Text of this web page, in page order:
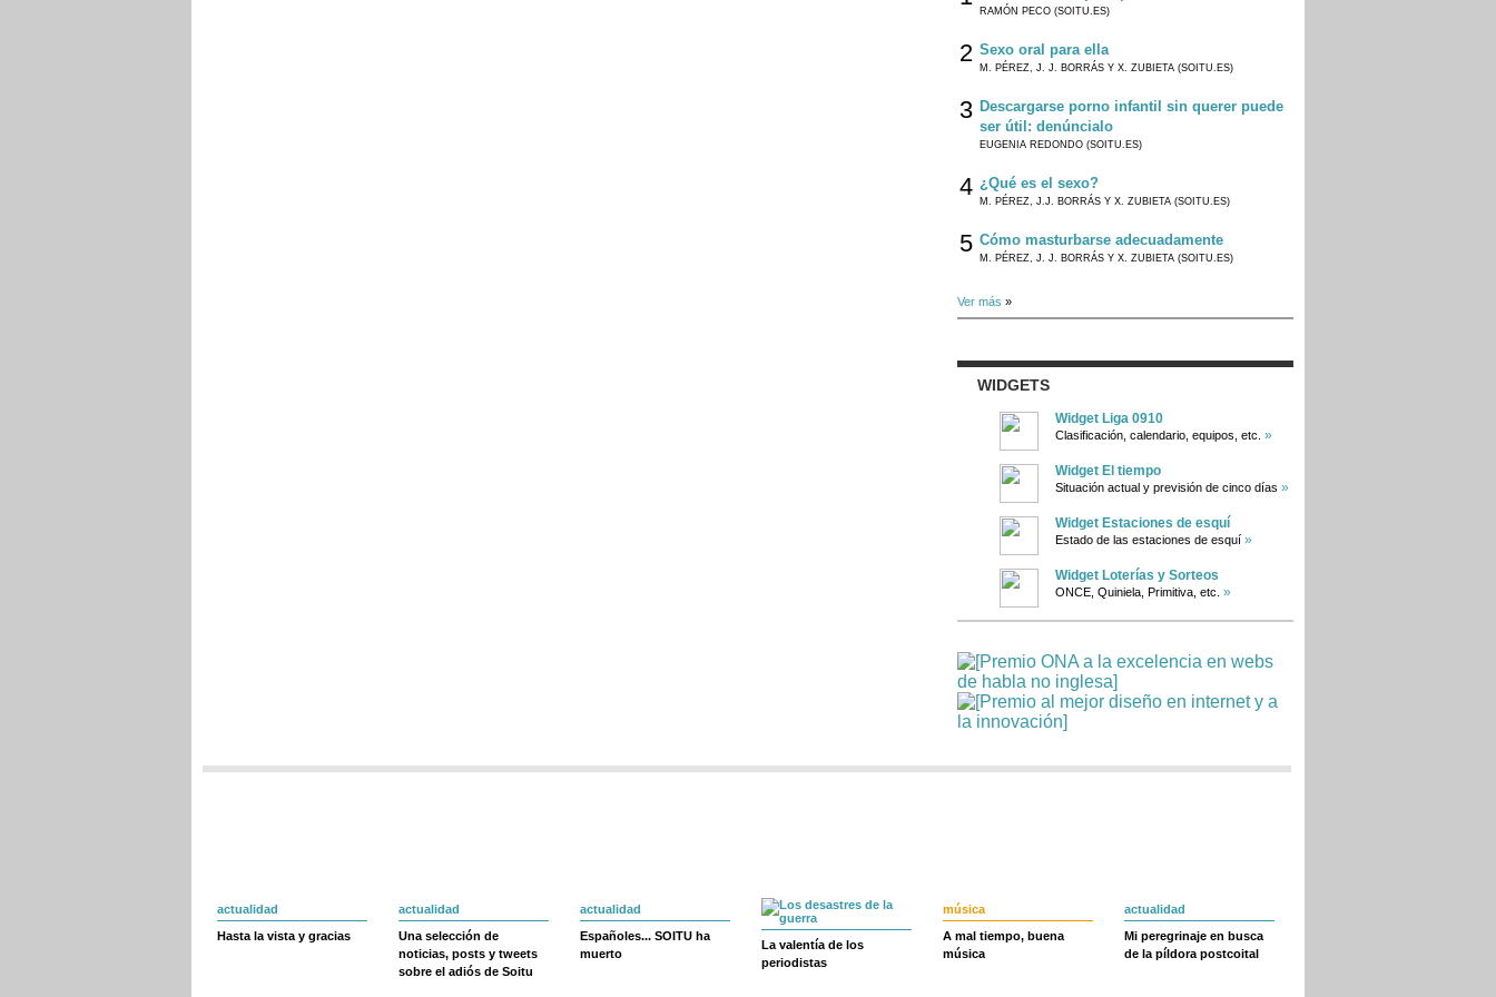
RAMÓN PECO (SOITU.ES)
2 Sexo oral para ella
M. PÉREZ, J. J. BORRÁS Y X. ZUBIETA (SOITU.ES)
3 Descargarse porno infantil sin querer puede
ser útil: denúncialo
EUGENIA REDONDO (SOITU.ES)
4 ¿Qué es el sexo?
M. PÉREZ, J.J. BORRÁS Y X. ZUBIETA (SOITU.ES)
5 Cómo masturbarse adecuadamente
M. PÉREZ, J. J. BORRÁS Y X. ZUBIETA (SOITU.ES)
Ver más »
WIDGETS
Widget Liga 0910
Clasificación, calendario, equipos, etc. »
Widget El tiempo
Situación actual y previsión de cinco días »
Widget Estaciones de esquí
Estado de las estaciones de esquí »
Widget Loterías y Sorteos
ONCE, Quiniela, Primitiva, etc. »
actualidad
Hasta la vista y gracias
actualidad
Una selección de
noticias, posts y tweets
sobre el adiós de Soitu
actualidad
Españoles... SOITU ha
muerto
La valentía de los
periodistas
música
A mal tiempo, buena
música
actualidad
Mi peregrinaje en busca
de la píldora postcoital